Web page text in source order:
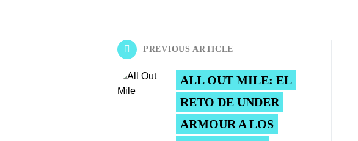
PREVIOUS ARTICLE
ALL OUT MILE: EL
RETO DE UNDER
ARMOUR A LOS